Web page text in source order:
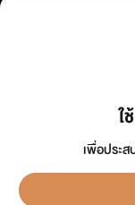
ใ
เพื่อประ
เว็บไซต์แห่งนี้ไม่ได้เห็นด้วยและ
วิจารณญาณในการกลั่นกรองด้ว
กรุณาแจ้งมาที่
ลิขสิทธิ์ตามพระราชบัญญัติลิขสิท